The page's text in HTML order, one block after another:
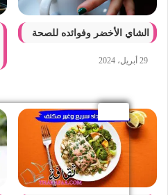
الشاي الأخضر وفوائده للصحة
29 أبريل، 2024